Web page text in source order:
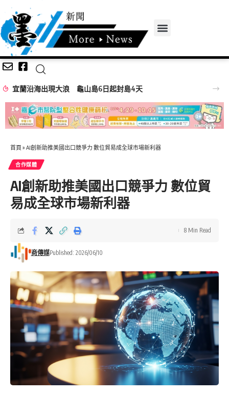
宜蘭沿海出現大浪 龜山島6日起封島4天
首頁 » AI創新助推美國出口競爭力 數位貿易成全球市場新利器
合作媒體
AI創新助推美國出口競爭力 數位貿
易成全球市場新利器
商傳媒Published: 2026/06/10
8 Min Read